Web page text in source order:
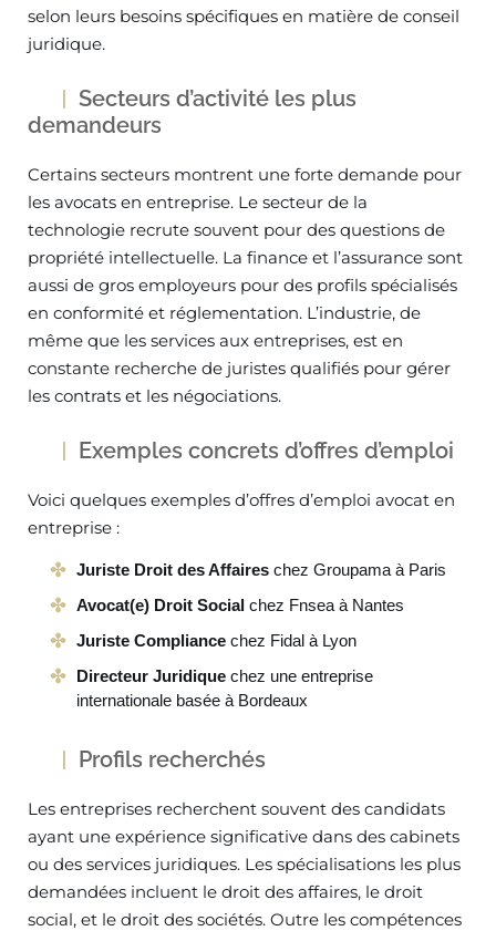
selon leurs besoins spécifiques en matière de conseil
juridique.
Secteurs d’activité les plus
demandeurs
Certains secteurs montrent une forte demande pour
les avocats en entreprise. Le secteur de la
technologie recrute souvent pour des questions de
propriété intellectuelle. La finance et l’assurance sont
aussi de gros employeurs pour des profils spécialisés
en conformité et réglementation. L’industrie, de
même que les services aux entreprises, est en
constante recherche de juristes qualifiés pour gérer
les contrats et les négociations.
Exemples concrets d’offres d’emploi
Voici quelques exemples d’offres d’emploi avocat en
entreprise :
Juriste Droit des Affaires chez Groupama à Paris
Avocat(e) Droit Social chez Fnsea à Nantes
Juriste Compliance chez Fidal à Lyon
Directeur Juridique chez une entreprise
internationale basée à Bordeaux
Profils recherchés
Les entreprises recherchent souvent des candidats
ayant une expérience significative dans des cabinets
ou des services juridiques. Les spécialisations les plus
demandées incluent le droit des affaires, le droit
social, et le droit des sociétés. Outre les compétences